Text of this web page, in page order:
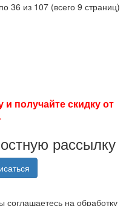
36 из 107 (всего 9 страниц)
получайте скидку от
рассылку
соглашаетесь на обработку